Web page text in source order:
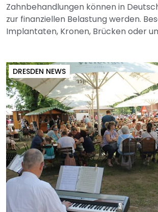
Zahnbehandlungen können in
zur finanziellen Belastung werden.
Implantaten, Kronen, Brücken oder
DRESDEN NEWS